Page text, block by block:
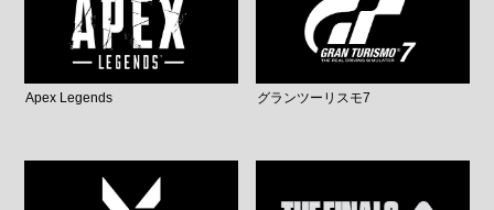
Apex Legends グランツーリスモ7